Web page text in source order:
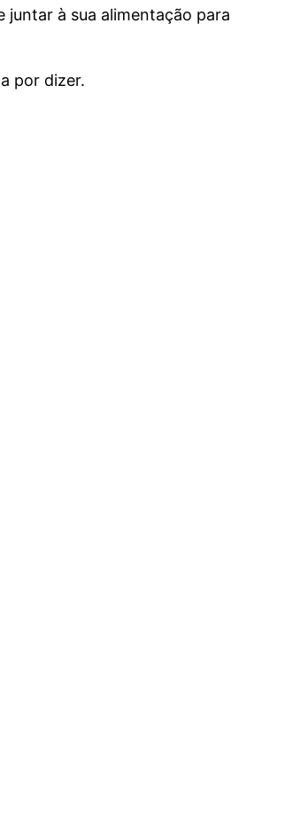
juntar à sua alimentação para
por dizer.